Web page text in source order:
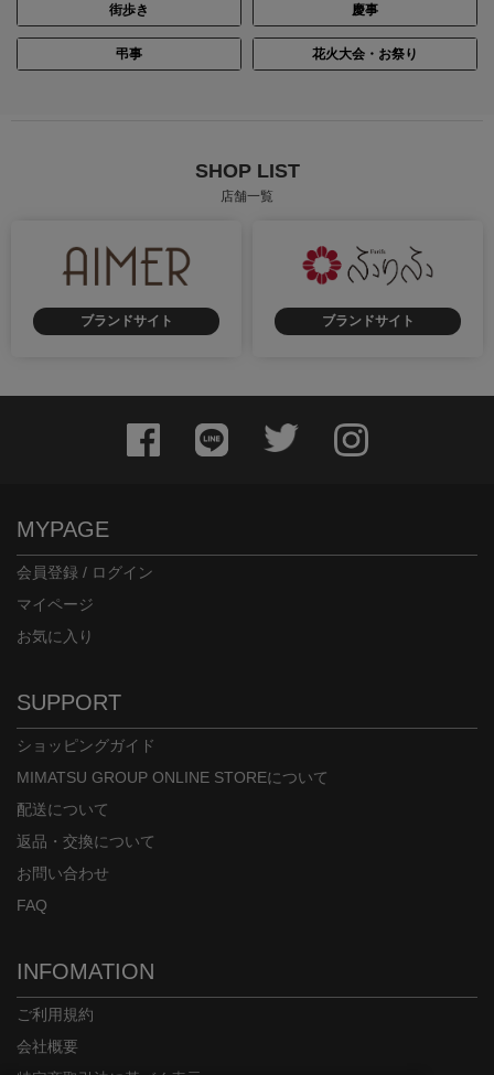
街歩き 慶事
弔事 花火大会・お祭り
SHOP LIST
店舗一覧
ブランドサイト ブランドサイト
MYPAGE
会員登録 / ログイン
マイページ
お気に入り
SUPPORT
ショッピングガイド
MIMATSU GROUP ONLINE STOREについて
配送について
返品・交換について
お問い合わせ
FAQ
INFOMATION
ご利用規約
会社概要